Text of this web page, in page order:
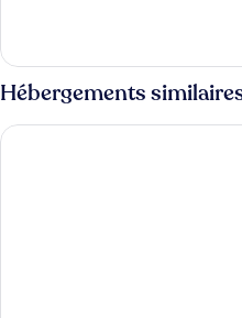
le
type
de
chambre
Chambre
Hébergements
Sheraton Vistana Villages